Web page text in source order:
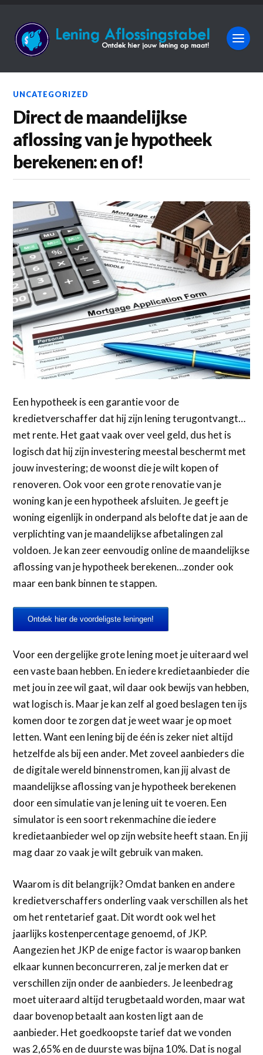
UNCATEGORIZED
Direct de maandelijkse
aflossing van je hypotheek
berekenen: en of!
Een hypotheek is een garantie voor de
kredietverschaffer dat hij zijn lening terugontvangt…
met rente. Het gaat vaak over veel geld, dus het is
logisch dat hij zijn investering meestal beschermt met
jouw investering; de woonst die je wilt kopen of
renoveren. Ook voor een grote renovatie van je
woning kan je een hypotheek afsluiten. Je geeft je
woning eigenlijk in onderpand als belofte dat je aan de
verplichting van je maandelijkse afbetalingen zal
voldoen. Je kan zeer eenvoudig online de maandelijkse
aflossing van je hypotheek berekenen…zonder ook
maar een bank binnen te stappen.
Ontdek hier de voordeligste leningen!
Voor een dergelijke grote lening moet je uiteraard wel
een vaste baan hebben. En iedere kredietaanbieder die
met jou in zee wil gaat, wil daar ook bewijs van hebben,
wat logisch is. Maar je kan zelf al goed beslagen ten ijs
komen door te zorgen dat je weet waar je op moet
letten. Want een lening bij de één is zeker niet altijd
hetzelfde als bij een ander. Met zoveel aanbieders die
de digitale wereld binnenstromen, kan jij alvast de
maandelijkse aflossing van je hypotheek berekenen
door een simulatie van je lening uit te voeren. Een
simulator is een soort rekenmachine die iedere
kredietaanbieder wel op zijn website heeft staan. En jij
mag daar zo vaak je wilt gebruik van maken.
Waarom is dit belangrijk? Omdat banken en andere
kredietverschaffers onderling vaak verschillen als het
om het rentetarief gaat. Dit wordt ook wel het
jaarlijks kostenpercentage genoemd, of JKP.
Aangezien het JKP de enige factor is waarop banken
elkaar kunnen beconcurreren, zal je merken dat er
verschillen zijn onder de aanbieders. Je leenbedrag
moet uiteraard altijd terugbetaald worden, maar wat
daar bovenop betaalt aan kosten ligt aan de
aanbieder. Het goedkoopste tarief dat we vonden
was 2,65% en de duurste was bijna 10%. Dat is nogal